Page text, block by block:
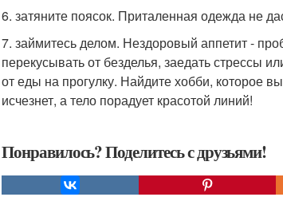
6. затяните поясок. Приталенная одежда не
7. займитесь делом. Нездоровый аппетит -
перекусывать от безделья, заедать стрессы
от еды на прогулку. Найдите хобби, которое
исчезнет, а тело порадует красотой линий!
Понравилось? Поделитесь с друзьями!